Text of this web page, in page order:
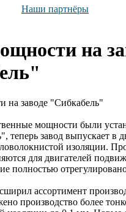
Наши партнёры
на
мощности были
теперь завод выпускает в
изоляции.
для двигателей
полностью
ассортимент
производство более